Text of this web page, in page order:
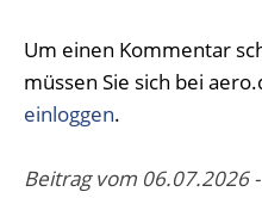
Um einen Kommentar
müssen Sie sich bei
einloggen.
Beitrag vom 06.07.2026